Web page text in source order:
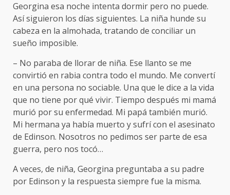
Georgina esa noche intenta dormir pero no puede.
Así siguieron los días siguientes. La niña hunde su
cabeza en la almohada, tratando de conciliar un
sueño imposible.
– No paraba de llorar de niña. Ese llanto se me
convirtió en rabia contra todo el mundo. Me convertí
en una persona no sociable. Una que le dice a la vida
que no tiene por qué vivir. Tiempo después mi mamá
murió por su enfermedad. Mi papá también murió.
Mi hermana ya había muerto y sufrí con el asesinato
de Edinson. Nosotros no pedimos ser parte de esa
guerra, pero nos tocó…
A veces, de niña, Georgina preguntaba a su padre
por Edinson y la respuesta siempre fue la misma.